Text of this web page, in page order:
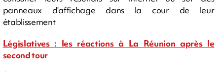
panneaux d'affichage dans la cour de leur
établissement
Législatives : les réactions à La Réunion après le
second tour